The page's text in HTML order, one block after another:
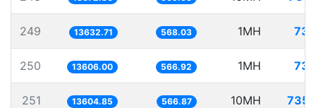
249 13632.71 568.03 1MH
250 13606.00 566.92 1MH
251 13604.85 566.87 10MH